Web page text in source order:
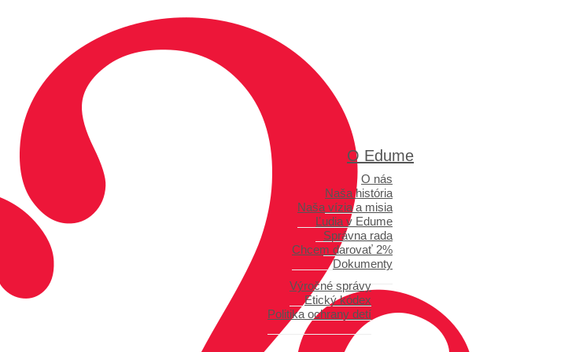
O Edume
O nás
Naša história
Naša vízia a misia
Ľudia v Edume
Správna rada
Chcem darovať 2%
Dokumenty
Výročné správy
Etický kódex
Politika ochrany detí